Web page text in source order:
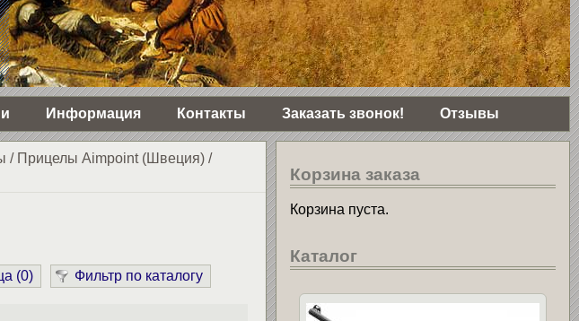
Информация Контакты Заказать звонок! Отзывы
/ Прицелы Aimpoint (Швеция)/
(0) Фильтр по каталогу
Корзина заказа
Корзина пуста.
Каталог